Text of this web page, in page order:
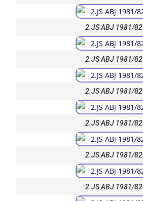
2.JS ABJ 1981/82
2.JS ABJ 1981/82
2.JS ABJ 1981/82
2.JS ABJ 1981/82
2.JS ABJ 1981/82
2.JS ABJ 1981/82